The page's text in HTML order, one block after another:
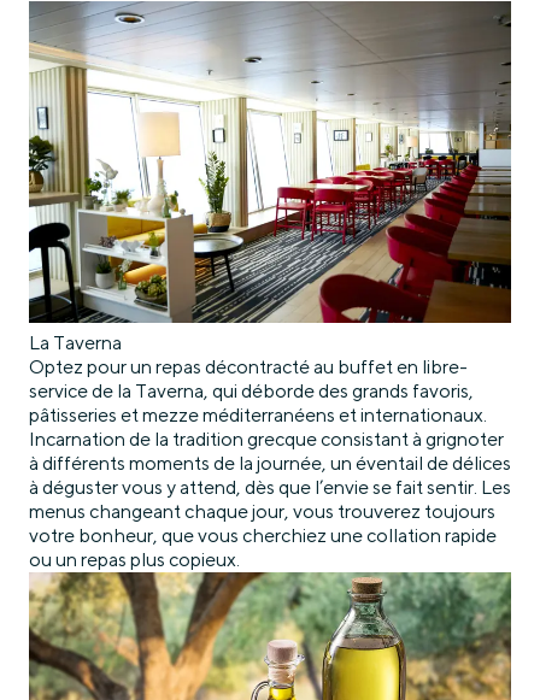
La Taverna
Optez pour un repas décontracté au buffet en libre-
service de la Taverna, qui déborde des grands favoris,
pâtisseries et mezze méditerranéens et internationaux.
Incarnation de la tradition grecque consistant à grignoter
à différents moments de la journée, un éventail de délices
à déguster vous y attend, dès que l’envie se fait sentir. Les
menus changeant chaque jour, vous trouverez toujours
votre bonheur, que vous cherchiez une collation rapide
ou un repas plus copieux.